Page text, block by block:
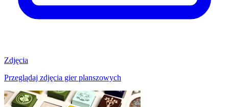
Zdjęcia
Przeglądaj zdjęcia gier planszowych